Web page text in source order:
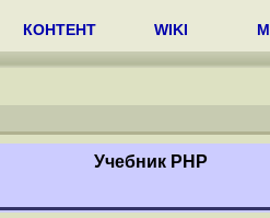
КОНТЕНТ WIKI
Учебник РНР